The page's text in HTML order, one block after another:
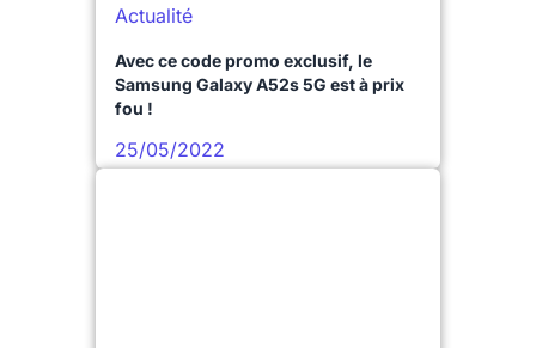
Actualité
Avec ce code promo exclusif, le
Samsung Galaxy A52s 5G est à prix
fou !
25/05/2022